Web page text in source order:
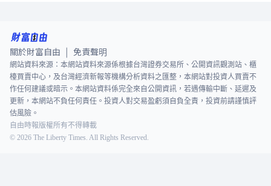
關於財富自由 免責聲明
網站資料來源：本網站資料來源係根據台灣證券交易所、公開資訊觀測站、櫃
檯買賣中心，及台灣經濟新報等機構分析資料之匯整，本網站對投資人買賣不
作任何建議或暗示。本網站資料係完全來自公開資訊，若遇傳輸中斷、延遲及
更新，本網站不負任何責任。投資人對交易盈虧須自負全責，投資前請謹慎評
估風險。
自由時報版權所有不得轉載
© 2026 The Liberty Times. All Rights Reserved.